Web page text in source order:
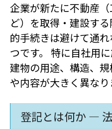
企業が新たに不動産
ど）を取得・建設す
的手続きは避けて通
つです。 特に自社用
建物の用途、構造、
や内容が大きく異なり
登記とは何か ―